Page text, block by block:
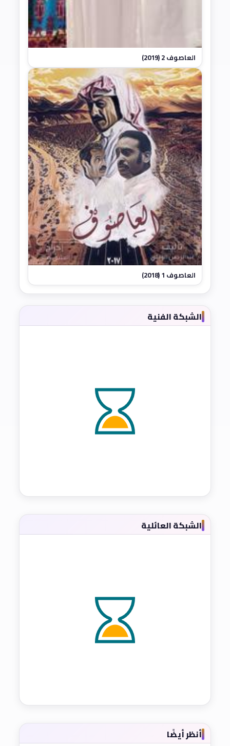
العاصوف 2 (2019)
العاصوف 1 (2018)
الشبكة الفنية
الشبكة العائلية
أنظر أيضًا